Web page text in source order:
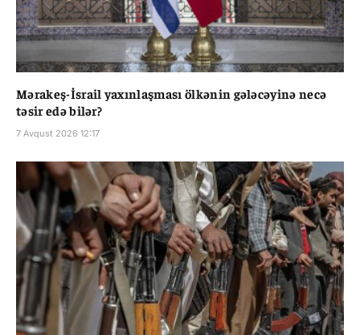
Mərakeş-İsrail yaxınlaşması ölkənin gələcəyinə necə
təsir edə bilər?
7 Avqust 2026 12:17